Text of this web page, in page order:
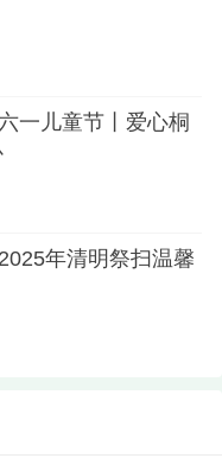
园举行了第二届花
员引导下，亲属
土，献上鲜花，
季轮转的芬芳。
对生命的温柔诠
场与自然的对
一儿童节丨爱心桐
年清明祭扫温馨